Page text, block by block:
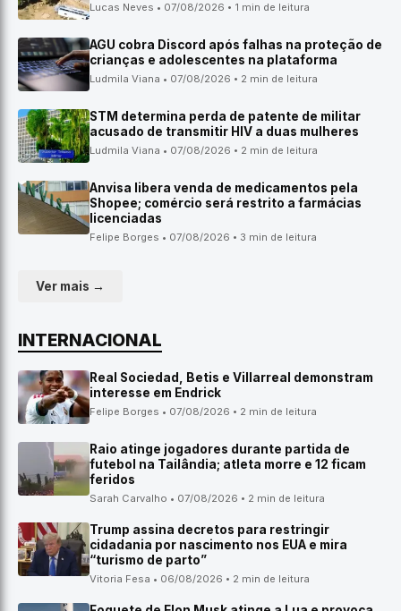
Lucas Neves • 07/08/2026 • 1 min de leitura
AGU cobra Discord após falhas na proteção de
crianças e adolescentes na plataforma
Ludmila Viana • 07/08/2026 • 2 min de leitura
STM determina perda de patente de militar
acusado de transmitir HIV a duas mulheres
Ludmila Viana • 07/08/2026 • 2 min de leitura
Anvisa libera venda de medicamentos pela
Shopee; comércio será restrito a farmácias
licenciadas
Felipe Borges • 07/08/2026 • 3 min de leitura
Ver mais →
INTERNACIONAL
Real Sociedad, Betis e Villarreal demonstram
interesse em Endrick
Felipe Borges • 07/08/2026 • 2 min de leitura
Raio atinge jogadores durante partida de
futebol na Tailândia; atleta morre e 12 ficam
feridos
Sarah Carvalho • 07/08/2026 • 2 min de leitura
Trump assina decretos para restringir
cidadania por nascimento nos EUA e mira
“turismo de parto”
Vitoria Fesa • 06/08/2026 • 2 min de leitura